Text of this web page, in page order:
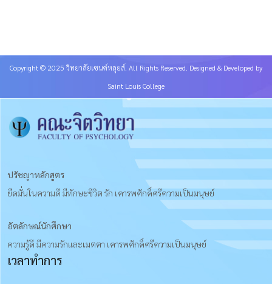
Copyright © 2025 วิทยาลัยเซนต์หลุยส์. All Rights Reserved. Designed & Developed by
Saint Louis College
ปรัชญาหลักสูตร
ยึดมั่นในความดี มีทักษะชีวิต รัก เคารพศักดิ์ศรีความเป็นมนุษย์
อัตลักษณ์นักศึกษา
ความรู้ดี มีความรักและเมตตา เคารพศักดิ์ศรีความเป็นมนุษย์
เวลาทำการ